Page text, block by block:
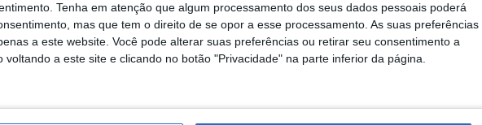
Tenha em atenção que algum processamento dos seus dados pessoais poderá
mas que tem o direito de se opor a esse processamento. As suas preferências
a este website. Você pode alterar suas preferências ou retirar seu consentimento a
voltando a este site e clicando no botão "Privacidade" na parte inferior da página.
de baionenses
os Reis
9 de Janeiro, 2026
Amarante: Projeto Educativo propõe
novas atividades para julho
Redação 11 de Julho, 2025